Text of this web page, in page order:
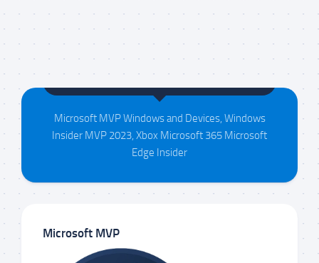
Microsoft MVP Windows and Devices, Windows
Insider MVP 2023, Xbox Microsoft 365 Microsoft
Edge Insider
Microsoft MVP